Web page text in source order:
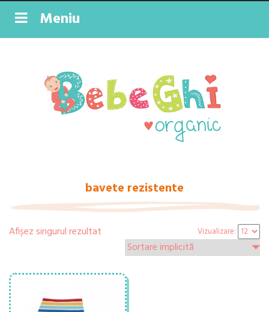
Meniu
bavete rezistente
Afișez singurul rezultat Vizualizare: